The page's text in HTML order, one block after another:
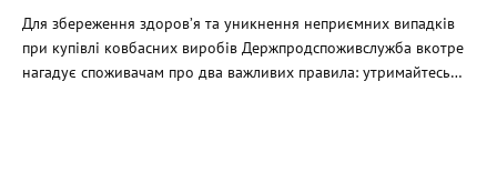
Для збереження здоров’я та уникнення неприємних випадків
при купівлі ковбасних виробів Держпродспоживслужба вкотре
нагадує споживачам про два важливих правила: утримайтесь…